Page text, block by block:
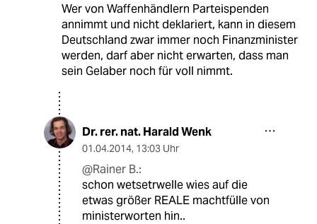
Wer von Waffenhändlern Parteispenden
annimmt und nicht deklariert, kann in diesem
Deutschland zwar immer noch Finanzminister
werden, darf aber nicht erwarten, dass man
sein Gelaber noch für voll nimmt.
Dr. rer. nat. Harald Wenk
01.04.2014, 13:03 Uhr
@Rainer B.:
schon wetsetrwelle wies auf die
etwas größer REALE machtfülle von
ministerworten hin..